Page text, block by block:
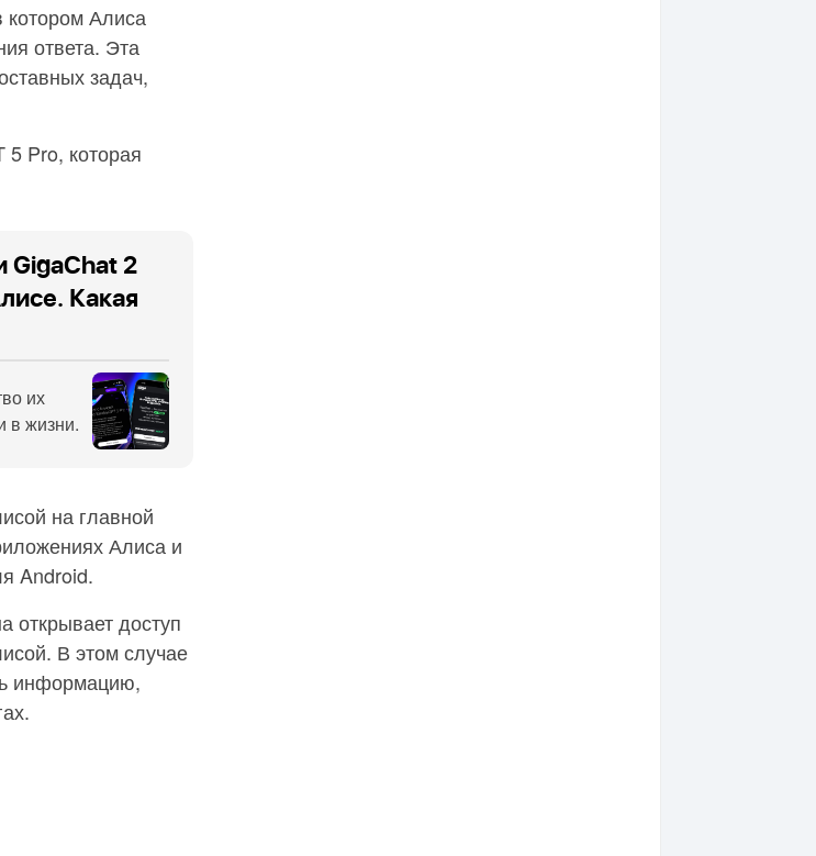
Алиса
ответа. Эта
задач,
5 Pro, которая
GigaChat 2
Какая
их
в жизни.
на главной
Алиса и
Android.
открывает доступ
В этом случае
информацию,